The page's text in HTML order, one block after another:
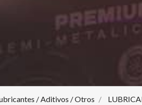
/ Aditivos / Otros